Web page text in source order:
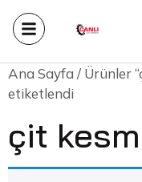
Ana Sayfa/ Ürünler
etiketlendi
çit